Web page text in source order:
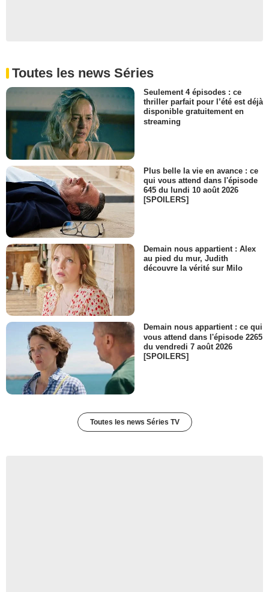
Toutes les news Séries
Seulement 4 épisodes : ce
thriller parfait pour l’été est déjà
disponible gratuitement en
streaming
Plus belle la vie en avance : ce
qui vous attend dans l'épisode
645 du lundi 10 août 2026
[SPOILERS]
Demain nous appartient : Alex
au pied du mur, Judith
découvre la vérité sur Milo
Demain nous appartient : ce qui
vous attend dans l'épisode 2265
du vendredi 7 août 2026
[SPOILERS]
Toutes les news Séries TV